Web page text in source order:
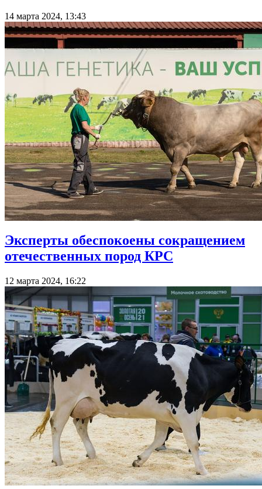
14 марта 2024, 13:43
Эксперты обеспокоены сокращением
отечественных пород КРС
12 марта 2024, 16:22